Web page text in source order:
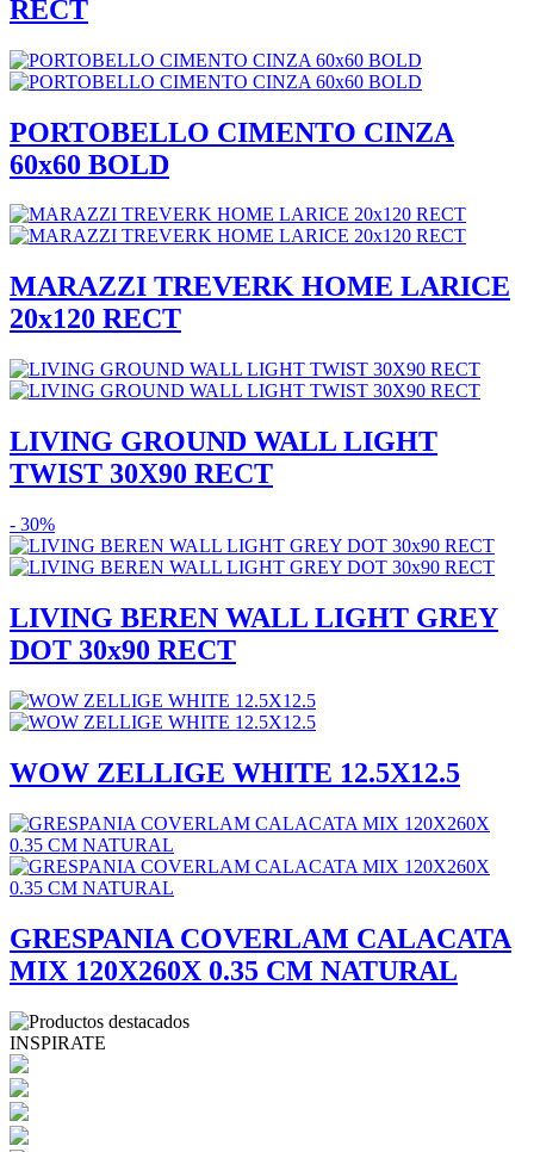
RECT
PORTOBELLO CIMENTO CINZA
60x60 BOLD
MARAZZI TREVERK HOME LARICE
20x120 RECT
LIVING GROUND WALL LIGHT
TWIST 30X90 RECT
- 30%
LIVING BEREN WALL LIGHT GREY
DOT 30x90 RECT
WOW ZELLIGE WHITE 12.5X12.5
GRESPANIA COVERLAM CALACATA
MIX 120X260X 0.35 CM NATURAL
INSPIRATE